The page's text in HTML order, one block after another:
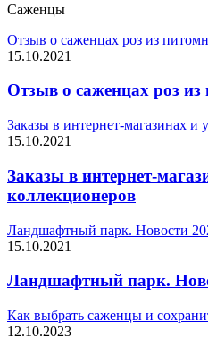
Саженцы
Отзыв о саженцах роз из
15.10.2021
Отзыв о саженцах роз из
Заказы в интернет-магазинах и
15.10.2021
Заказы в интернет-
коллекционеров
Ландшафтный парк. Новости
15.10.2021
Ландшафтный парк.
Как выбрать саженцы и
12.10.2023